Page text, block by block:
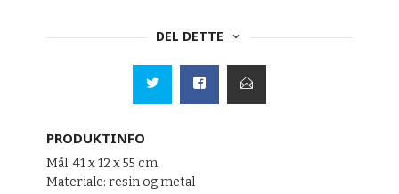
DEL DETTE
PRODUKTINFO
Mål: 41 x 12 x 55 cm
Materiale: resin og metal